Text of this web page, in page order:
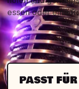
essen oder eine
PASST